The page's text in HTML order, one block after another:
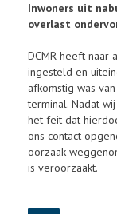
Inwoners uit
overlast
DCMR heeft naar
ingesteld en
afkomstig was
terminal. Nadat
het feit dat
ons contact
oorzaak
is veroorzaakt.